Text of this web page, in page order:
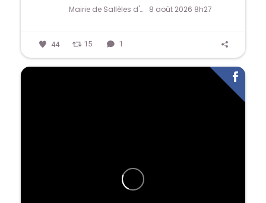
Mairie de Sallèles d'AUDE 8 août 2026 8h27
44 15 1